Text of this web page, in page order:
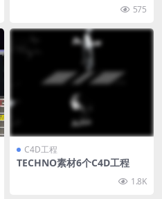
575
C4D工程
TECHNO素材6个C4D工程
1.8K